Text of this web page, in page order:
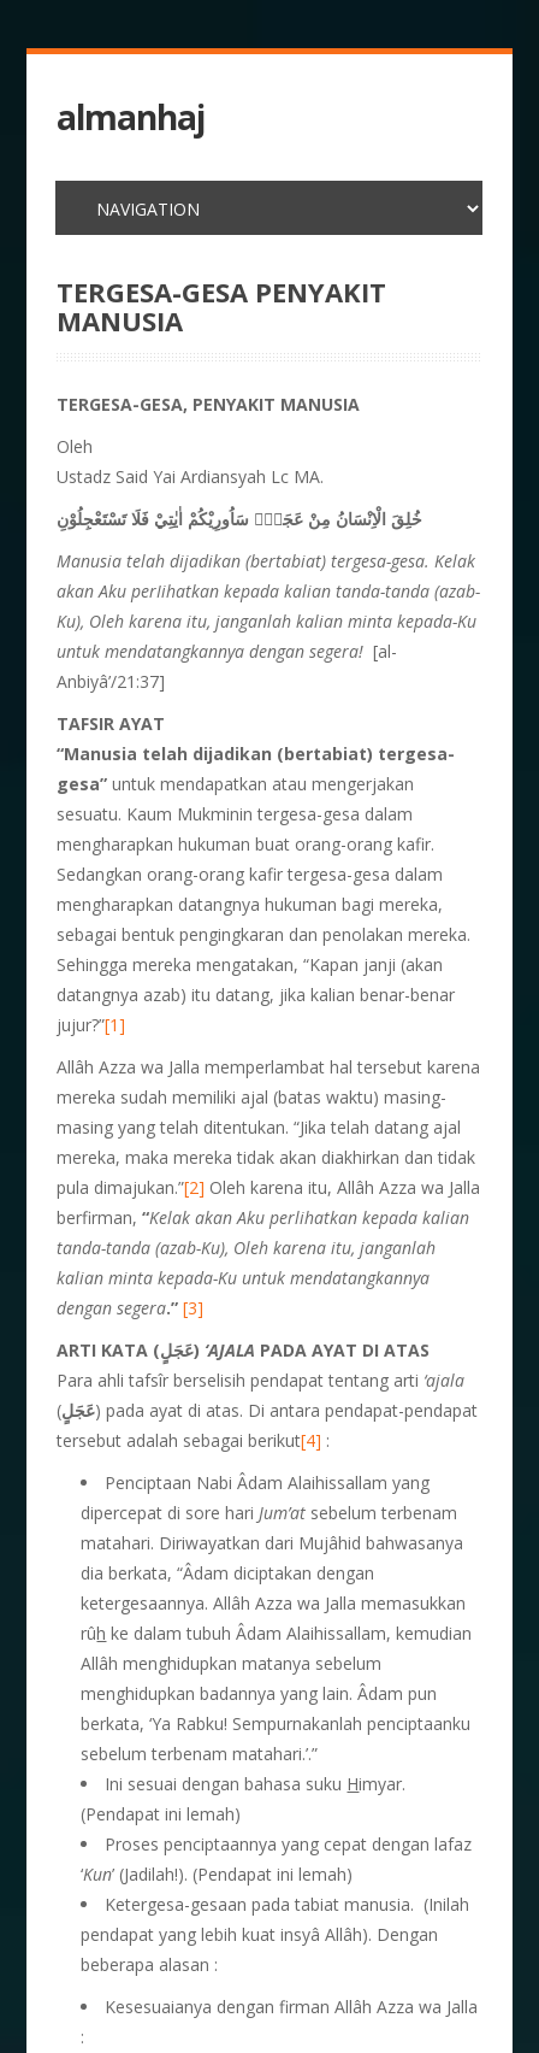
almanhaj
TERGESA-GESA PENYAKIT
MANUSIA
TERGESA-GESA, PENYAKIT MANUSIA
Oleh
Ustadz Said Yai Ardiansyah Lc MA.
خُلِقَ الْاِنْسَانُ مِنْ عَجَلٍۗ سَاُورِيْكُمْ اٰيٰتِيْ فَلَا تَسْتَعْجِلُوْنِ
Manusia telah dijadikan (bertabiat) tergesa-gesa. Kelak
akan Aku perIihatkan kepada kalian tanda-tanda (azab-
Ku), Oleh karena itu, janganlah kalian minta kepada-Ku
untuk mendatangkannya dengan segera![al-
Anbiyâ’/21:37]
TAFSIR AYAT
“Manusia telah dijadikan (bertabiat) tergesa-
gesa” untuk mendapatkan atau mengerjakan
sesuatu. Kaum Mukminin tergesa-gesa dalam
mengharapkan hukuman buat orang-orang kafir.
Sedangkan orang-orang kafir tergesa-gesa dalam
mengharapkan datangnya hukuman bagi mereka,
sebagai bentuk pengingkaran dan penolakan mereka.
Sehingga mereka mengatakan, “Kapan janji (akan
datangnya azab) itu datang, jika kalian benar-benar
jujur?”[1]
Allâh Azza wa Jalla memperlambat hal tersebut karena
mereka sudah memiliki ajal (batas waktu) masing-
masing yang telah ditentukan. “Jika telah datang ajal
mereka, maka mereka tidak akan diakhirkan dan tidak
pula dimajukan.”[2] Oleh karena itu, Allâh Azza wa Jalla
berfirman, “Kelak akan Aku perlihatkan kepada kalian
tanda-tanda (azab-Ku), Oleh karena itu, janganlah
kalian minta kepada-Ku untuk mendatangkannya
dengan segera.”[3]
ARTI KATA (عَجَلٍ) ‘AJALA PADA AYAT DI ATAS
Para ahli tafsîr berselisih pendapat tentang arti ‘ajala
(عَجَلٍ) pada ayat di atas. Di antara pendapat-pendapat
tersebut adalah sebagai berikut[4] :
Penciptaan Nabi Âdam Alaihissallam yang
dipercepat di sore hariJum’at sebelum terbenam
matahari. Diriwayatkan dari Mujâhid bahwasanya
dia berkata, “Âdam diciptakan dengan
ketergesaannya. Allâh Azza wa Jalla memasukkan
rûh ke dalam tubuh Âdam Alaihissallam, kemudian
Allâh menghidupkan matanya sebelum
menghidupkan badannya yang lain. Âdam pun
berkata, ‘Ya Rabku! Sempurnakanlah penciptaanku
sebelum terbenam matahari.’.”
Ini sesuai dengan bahasa suku Himyar.
(Pendapat ini lemah)
Proses penciptaannya yang cepat dengan lafaz
‘Kun’ (Jadilah!). (Pendapat ini lemah)
Ketergesa-gesaan pada tabiat manusia. (Inilah
pendapat yang lebih kuat insyâ Allâh). Dengan
beberapa alasan :
Kesesuaianya dengan firman Allâh Azza wa Jalla
: